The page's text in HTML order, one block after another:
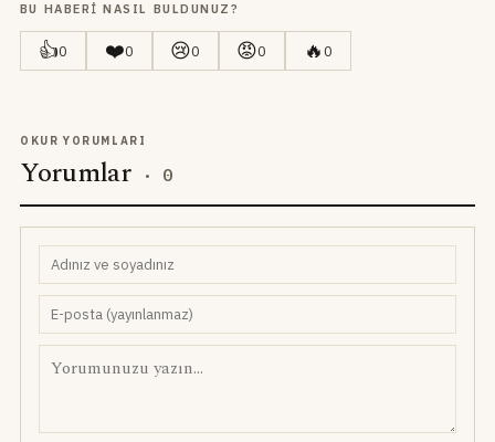
BU HABERI NASIL BULDUNUZ?
👍0 ❤️0 😢0 😡0 🔥0
OKUR YORUMLARI
Yorumlar · 0